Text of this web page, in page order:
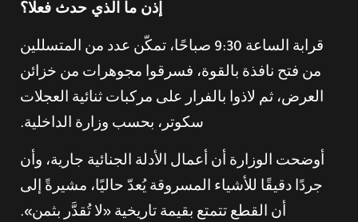
إذن ما الذي حدث فعلا؟
قرابة الساعة 9:30 صباحًا، تمكّن عدد من المتسللين
من فتح نافذة بالقوة، فسرقوا مجوهرات من خزائن
العرض، ثم لاذوا بالفرار على مركبات ثنائية العجلات
سكوتر، بحسب وزارة الداخلية.
أوضحت الوزارة أن أعمال الأدلة الجنائية جارية، وأن
جردًا دقيقًا للأشياء المسروقة يُعدّ حاليًا، مشيرةً إلى
أن القطع تتمتع بقيمة تاريخية «لا تُقدَّر بثمن».